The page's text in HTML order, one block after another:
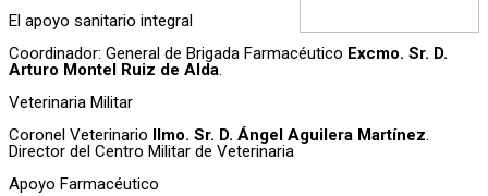
El apoyo sanitario integral
Coordinador: General de Brigada Farmacéutico Excmo. Sr. D.
Arturo Montel Ruiz de Alda.
Veterinaria Militar
Coronel Veterinario Ilmo. Sr. D. Ángel Aguilera Martínez.
Director del Centro Militar de Veterinaria
Apoyo Farmacéutico